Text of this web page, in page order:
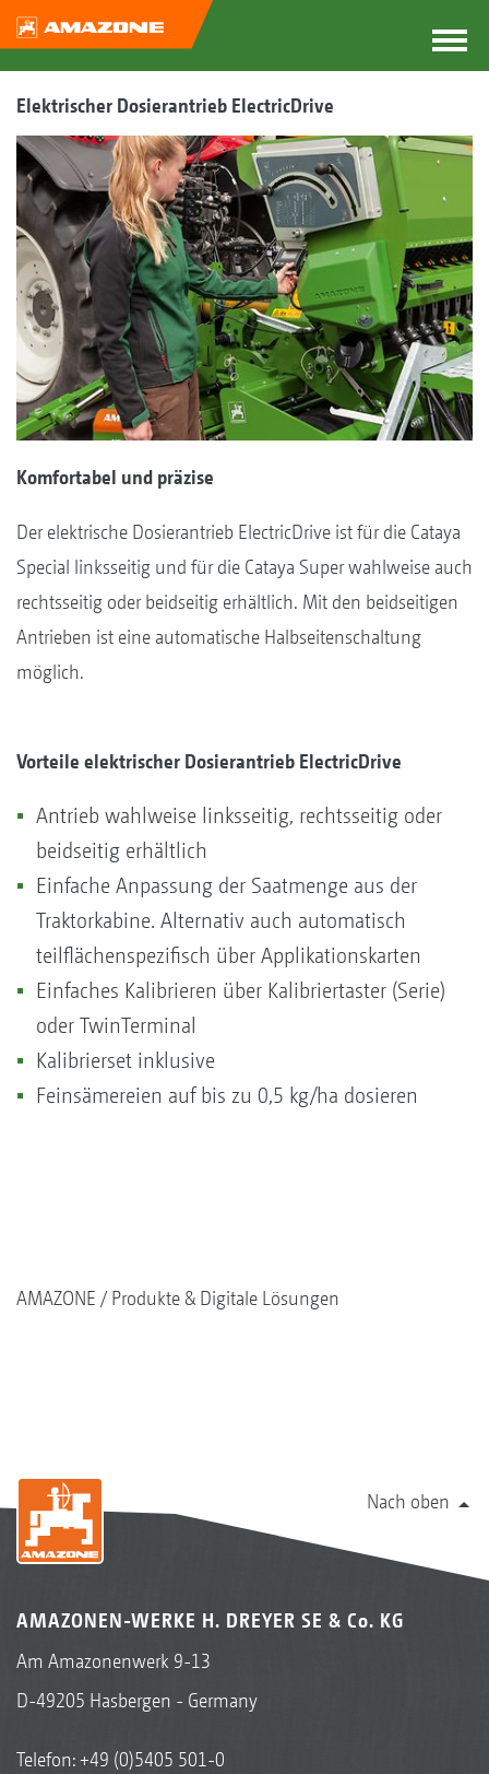
Elektrischer Dosierantrieb ElectricDrive
Komfortabel und präzise
Der elektrische Dosierantrieb ElectricDrive ist für die Cataya
Special linksseitig und für die Cataya Super wahlweise auch
rechtsseitig oder beidseitig erhältlich. Mit den beidseitigen
Antrieben ist eine automatische Halbseitenschaltung
möglich.
Vorteile elektrischer Dosierantrieb ElectricDrive
Antrieb wahlweise linksseitig, rechtsseitig oder
beidseitig erhältlich
Einfache Anpassung der Saatmenge aus der
Traktorkabine. Alternativ auch automatisch
teilflächenspezifisch über Applikationskarten
Einfaches Kalibrieren über Kalibriertaster (Serie)
oder TwinTerminal
Kalibrierset inklusive
Feinsämereien auf bis zu 0,5 kg/ha dosieren
AMAZONE Produkte & Digitale Lösungen
Nach oben
AMAZONEN-WERKE H. DREYER SE & Co. KG
Am Amazonenwerk 9-13
D-49205 Hasbergen - Germany
Telefon:+49 (0)5405 501-0